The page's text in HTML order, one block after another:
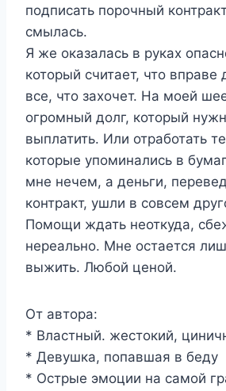
подписать порочный
смылась.
Я же оказалась в руках
который считает, что вправе
все, что захочет. На моей
огромный долг, который
выплатить. Или отработать
которые упоминались в
мне нечем, а деньги,
контракт, ушли в совсем
Помощи ждать неоткуда,
нереально. Мне остается
выжить. Любой ценой.
От автора:
* Властный. жестокий,
* Девушка, попавшая в беду
* Острые эмоции на самой